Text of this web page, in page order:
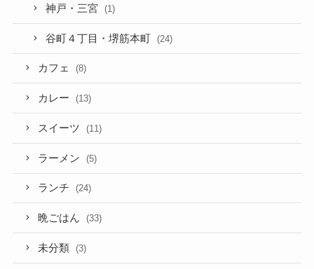
神戸・三宮 (1)
谷町４丁目・堺筋本町 (24)
カフェ (8)
カレー (13)
スイーツ (11)
ラーメン (5)
ランチ (24)
晩ごはん (33)
未分類 (3)